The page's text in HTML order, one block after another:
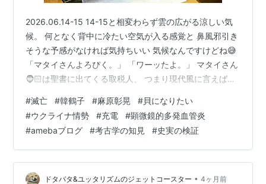
2026.06.14-15 14-15と相変わらず雲の広がる涼しい気
候。 何となく背中に冷たい空気が入る感覚と 鼻風邪引き
そうな予感がなければ気持ちいい 気候なんですけどね😅
「マタイさんよろぴく。」 「ワーッたよ。」 マタイさん
🧔🏻は聖書に出てくる取税人、 つまり現代風に言えば先
というと、 「俺は取税人マタイだから15日の今日年金が
降りてくるから 引き出して持ってきてくれよ。」ってわ
け。 「ハイハイヾ(･ω･ヾ)」と出たまでは良かったけど、
お小遣い増えた気がしない 「第一生命からの年金あるじ
ゃん。」 それはそうだけど、期限つき。 まさかこ…
#滅亡 #韓鶴子 #麻原彰晃 #貝になりたい
#ウクライナ情勢 #充電 #顕微鏡的多発血管炎
#amebaブログ #考古学の知見 #史実の検証
ドタバタ&ユッタリズムのジェットコースター • 4ヶ月前